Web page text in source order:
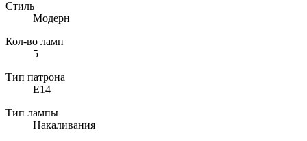
Стиль
Модерн
Кол-во ламп
5
Тип патрона
E14
Тип лампы
Накаливания